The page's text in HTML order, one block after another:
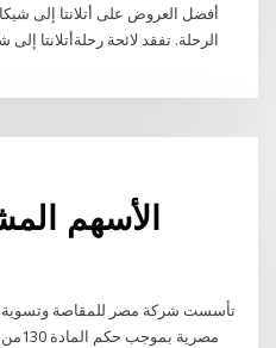
الرحلة. تفقد لائحة رحلةأتلانتا
الأسهم
تأسست شركة مصر للمقاصة وتسوية